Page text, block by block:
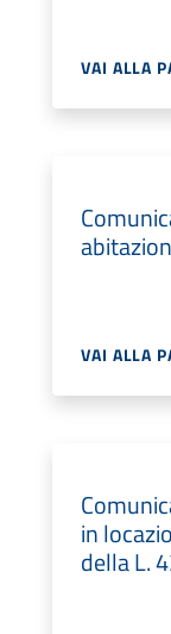
VAI ALLA
VAI ALLA
in
della L.